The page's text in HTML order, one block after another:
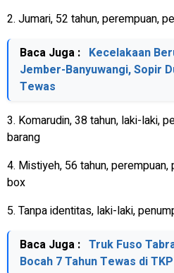
2. Jumari, 52 tahun, perempuan,
Baca Juga : Kecelakaan
Jember-Banyuwangi, Sopir
Tewas
3. Komarudin, 38 tahun, laki-laki,
barang
4. Mistiyeh, 56 tahun,
box
5. Tanpa identitas, laki-laki,
Baca Juga : Truk Fuso
Bocah 7 Tahun Tewas di TKP